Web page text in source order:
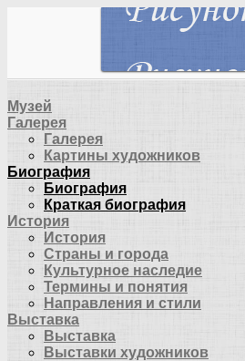
Музей
Галерея
Галерея
Картины художников
Биография
Биография
Краткая биография
История
История
Страны и города
Культурное наследие
Термины и понятия
Направления и стили
Выставка
Выставка
Выставки художников